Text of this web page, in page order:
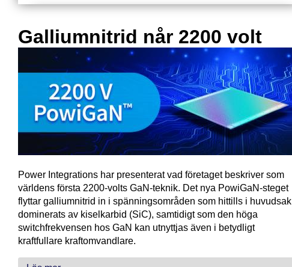
Galliumnitrid når 2200 volt
Power Integrations har presenterat vad företaget beskriver som
världens första 2200-volts GaN-teknik. Det nya PowiGaN-steget
flyttar galliumnitrid in i spänningsområden som hittills i huvudsak
dominerats av kiselkarbid (SiC), samtidigt som den höga
switchfrekvensen hos GaN kan utnyttjas även i betydligt
kraftfullare kraftomvandlare.